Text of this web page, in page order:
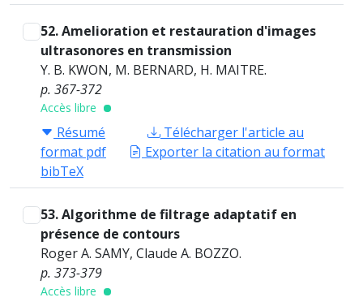
52. Amelioration et restauration d'images
ultrasonores en transmission
Y. B. KWON, M. BERNARD, H. MAITRE.
p. 367-372
Accès libre
Résumé
Télécharger l'article au
format pdf
Exporter la citation au format
bibTeX
53. Algorithme de filtrage adaptatif en
présence de contours
Roger A. SAMY, Claude A. BOZZO.
p. 373-379
Accès libre